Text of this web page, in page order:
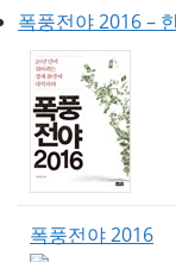
폭풍전야 2016 –
폭풍전야 2016